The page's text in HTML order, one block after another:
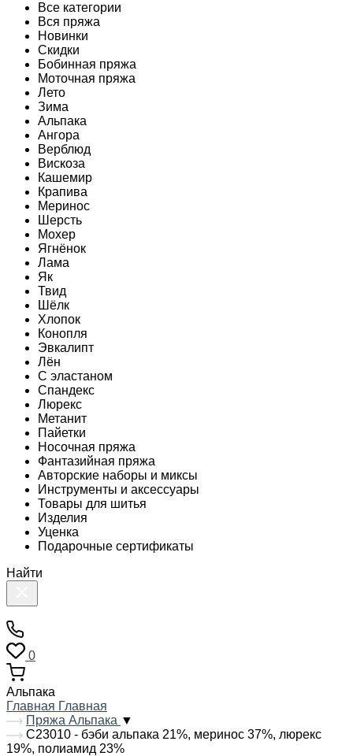
Все категории
Вся пряжа
Новинки
Скидки
Бобинная пряжа
Моточная пряжа
Лето
Зима
Альпака
Ангора
Верблюд
Вискоза
Кашемир
Крапива
Меринос
Шерсть
Мохер
Ягнёнок
Лама
Як
Твид
Шёлк
Хлопок
Конопля
Эвкалипт
Лён
C эластаном
Спандекс
Люрекс
Метанит
Пайетки
Носочная пряжа
Фантазийная пряжа
Авторские наборы и миксы
Инструменты и аксессуары
Товары для шитья
Изделия
Уценка
Подарочные сертификаты
Найти
0
Альпака
Главная Главная
Пряжа Альпака ▼
С23010 - бэби альпака 21%, меринос 37%, люрекс
19%, полиамид 23%